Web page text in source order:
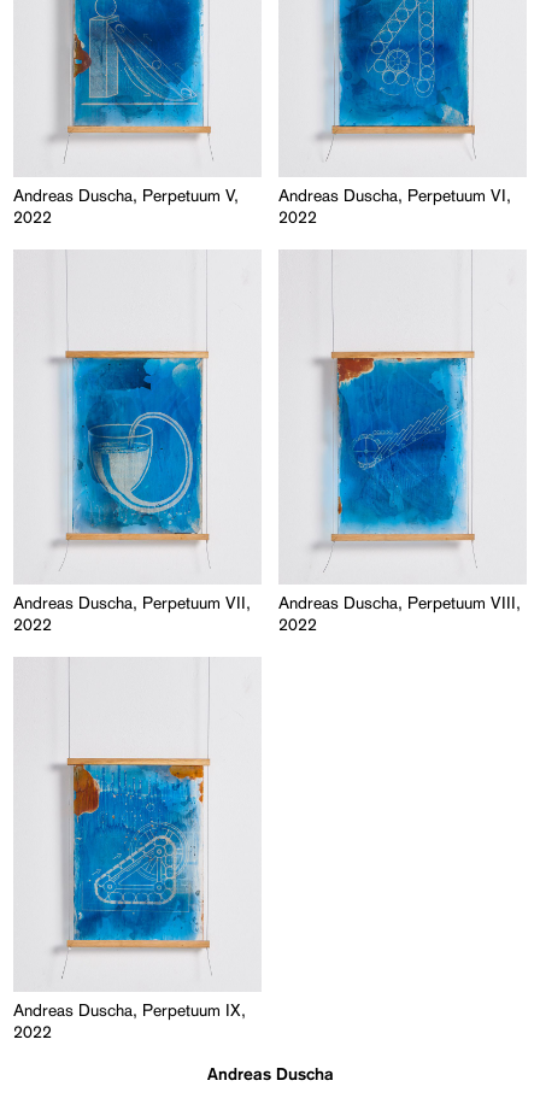
Andreas Duscha, Perpetuum V,
2022
Andreas Duscha, Perpetuum VI,
2022
Andreas Duscha, Perpetuum VII,
2022
Andreas Duscha, Perpetuum VIII,
2022
Andreas Duscha, Perpetuum IX,
2022
Andreas Duscha